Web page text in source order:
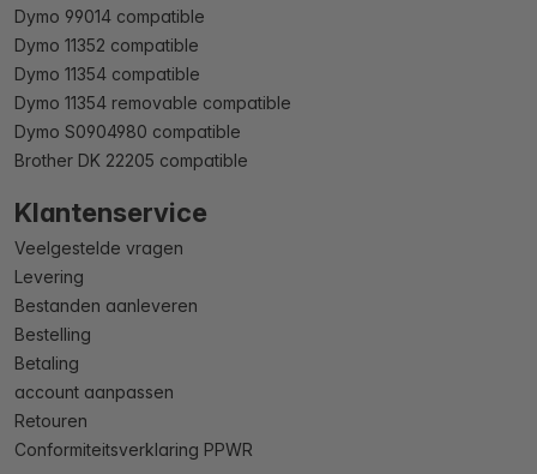
Dymo 99014 compatible
Dymo 11352 compatible
Dymo 11354 compatible
Dymo 11354 removable compatible
Dymo S0904980 compatible
Brother DK 22205 compatible
Klantenservice
Veelgestelde vragen
Levering
Bestanden aanleveren
Bestelling
Betaling
account aanpassen
Retouren
Conformiteitsverklaring PPWR